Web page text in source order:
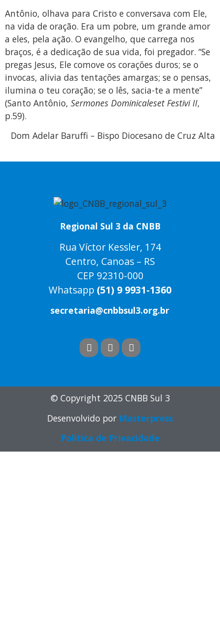
Antônio, olhava para Cristo e conversava com Ele,
na vida de oração. Era um pobre, um grande amor
a eles, pela ação. O evangelho, que carrega nos
braços, é a dedicação de sua vida, foi pregador. “Se
pregas Jesus, Ele comove os corações duros; se o
invocas, alivia das tentações amargas; se o pensas,
ilumina o teu coração; se o lês, sacia-te a mente”
(Santo Antônio, Sermones Dominicaleset Festivi II,
p.59).
Dom Adelar Baruffi – Bispo Diocesano de Cruz Alta
Regional Sul 3 da CNBB
Rua Víctor Kessler, 174
Centro, Canoas – RS
CEP 92310-000
Whatsapp (51) 9 9931-1360
secretaria@cnbbsul3.org.br
© Copyright 2025 CNBB Sul 3
Desenvolvido por Masterpress
Política de Privacidade